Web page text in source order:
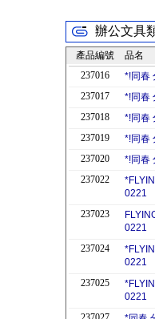
辦公文具
產品編號 品名
237016
*!同春
237017
*!同春
237018
*!同春
237019
*!同春
237020
*!同春
237022
0221
237023
0221
237024
0221
237025
0221